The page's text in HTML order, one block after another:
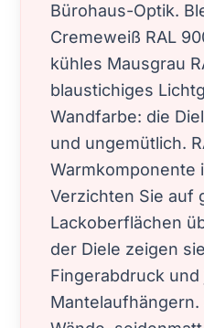
Bürohaus-Optik.
Cremeweiß RAL
kühles Mausgrau
blaustichiges
Wandfarbe: die
und ungemütlich.
Warmkomponente
Verzichten Sie auf
Lackoberflächen
der Diele zeigen
Fingerabdruck